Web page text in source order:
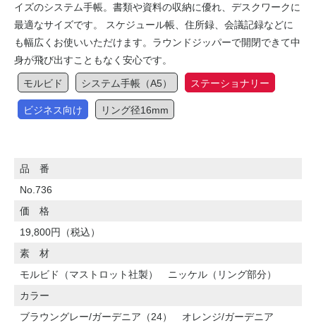
イズのシステム手帳。書類や資料の収納に優れ、デスクワークに
最適なサイズです。 スケジュール帳、住所録、会議記録などに
も幅広くお使いいただけます。ラウンドジッパーで開閉できて中
身が飛び出すこともなく安心です。
モルビド システム手帳（A5） ステーショナリー
ビジネス向け リング径16mm
品 番
No.736
価 格
19,800円（税込）
素 材
モルビド（マストロット社製） ニッケル（リング部分）
カラー
ブラウングレー/ガーデニア（24） オレンジ/ガーデニア